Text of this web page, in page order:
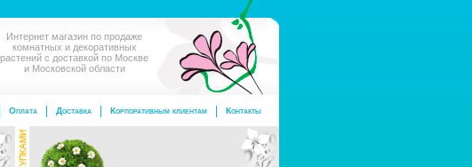
Интернет магазин по продаже
комнатных и декоративных
растений с доставкой по Москве
и Московской области
Контакты
Корпоративным клиентам
Доставка
Оплата